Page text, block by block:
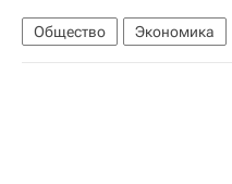
Общество Экономика